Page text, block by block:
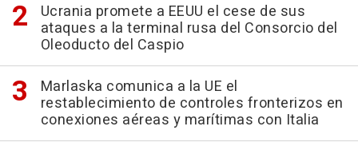
Ucrania promete a EEUU el cese de sus
ataques a la terminal rusa del Consorcio del
Oleoducto del Caspio
Marlaska comunica a la UE el
restablecimiento de controles fronterizos en
conexiones aéreas y marítimas con Italia